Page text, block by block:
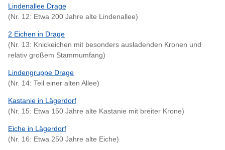
Lindenallee Drage
(Nr. 12: Etwa 200 Jahre alte Lindenallee)
2 Eichen in Drage
(Nr. 13: Knickeichen mit besonders ausladenden Kronen und
relativ großem Stammumfang)
Lindengruppe Drage
(Nr. 14: Teil einer alten Allee)
Kastanie in Lägerdorf
(Nr. 15: Etwa 150 Jahre alte Kastanie mit breiter Krone)
Eiche in Lägerdorf
(Nr. 16: Etwa 250 Jahre alte Eiche)